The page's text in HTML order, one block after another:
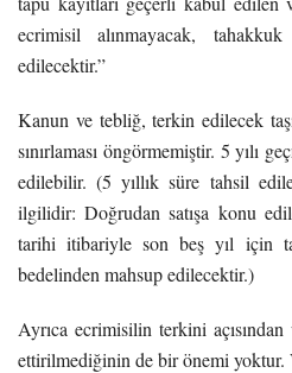
ecrimisil alınmayacak,
edilecektir.”
Kanun ve tebliğ, terkin edilecek
sınırlaması öngörmemiştir. 5 yılı
edilebilir. (5 yıllık süre tahsil
ilgilidir: Doğrudan satışa konu
tarihi itibariyle son beş yıl için
bedelinden mahsup edilecektir.)
Ayrıca ecrimisilin terkini
ettirilmediğinin de bir önemi